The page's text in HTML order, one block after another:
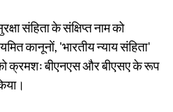
संहिता के संक्षिप्त नाम को
कानूनों, 'भारतीय न्याय संहिता'
क्रमशः बीएनएस और बीएसए के रूप